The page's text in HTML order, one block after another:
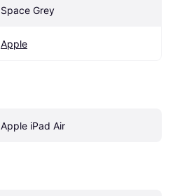
Space Grey
Apple
Apple iPad Air